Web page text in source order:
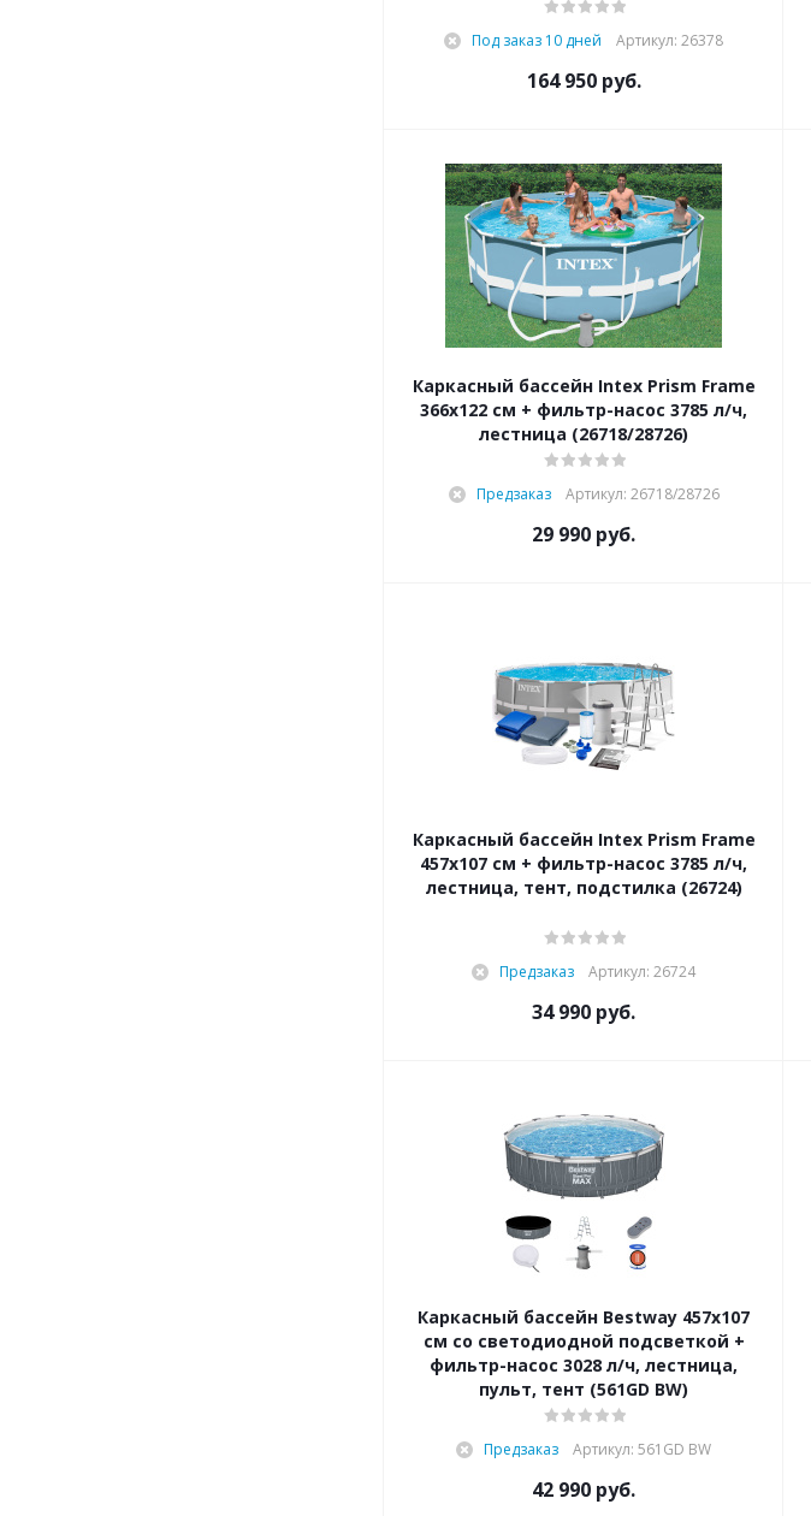
Под заказ 10 дней Артикул: 26378
164 950руб.
Каркасный бассейн Intex Prism Frame
366x122 см + фильтр-насос 3785 л/ч,
лестница (26718/28726)
Предзаказ Артикул: 26718/28726
29 990 руб.
Каркасный бассейн Intex Prism Frame
457x107 см + фильтр-насос 3785 л/ч,
лестница, тент, подстилка (26724)
Предзаказ Артикул: 26724
34 990 руб.
Каркасный бассейн Bestway 457х107
см со светодиодной подсветкой +
фильтр-насос 3028 л/ч, лестница,
пульт, тент (561GD BW)
Предзаказ Артикул: 561GD BW
42 990 руб.